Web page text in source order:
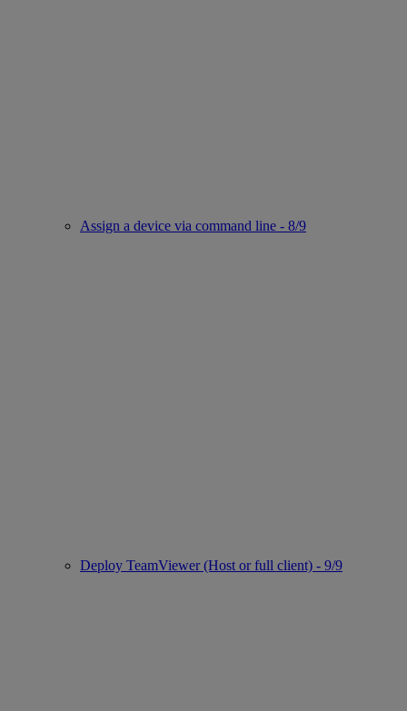
Assign a device via command line - 8/9
Deploy TeamViewer (Host or full client) - 9/9